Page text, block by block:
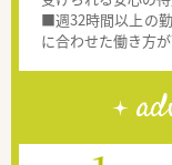
■週32時間以上の
に合わせた働き方が